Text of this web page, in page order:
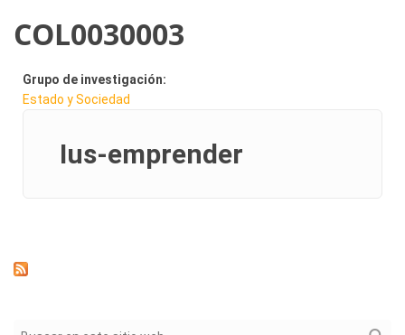
COL0030003
Grupo de investigación:
Estado y Sociedad
Ius-emprender